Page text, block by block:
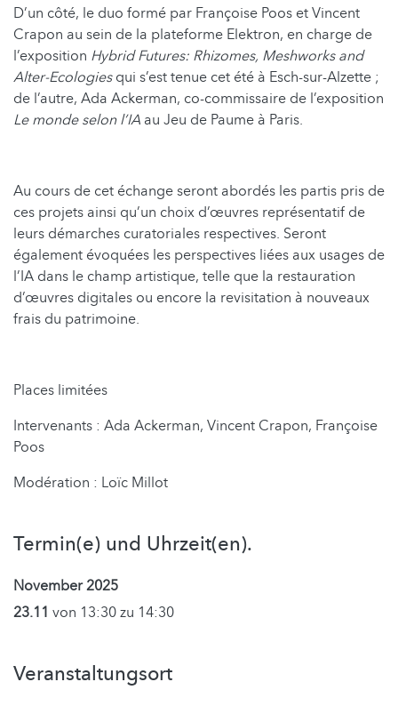
D’un côté, le duo formé par Françoise Poos et Vincent
Crapon au sein de la plateforme Elektron, en charge de
l’exposition Hybrid Futures: Rhizomes, Meshworks and
Alter-Ecologiesqui s’est tenue cet été à Esch-sur-Alzette ;
de l’autre, Ada Ackerman, co-commissaire de l’exposition
Le monde selon l’IA au Jeu de Paume à Paris.
Au cours de cet échange seront abordés les partis pris de
ces projets ainsi qu’un choix d’œuvres représen­tatif de
leurs démarches cura­to­ri­ales respectives. Seront
également évoquées les per­spec­tives liées aux usages de
l’IA dans le champ artistique, telle que la restau­ra­tion
d’œuvres digitales ou encore la revis­i­ta­tion à nouveaux
frais du patrimoine.
Places limitées
Inter­venants : Ada Ackerman, Vincent Crapon, Françoise
Poos
Modération : Loïc Millot
Termin(e) und Uhrzeit(en).
November 2025
23.11 von 13:30 zu 14:30
Veranstaltungsort